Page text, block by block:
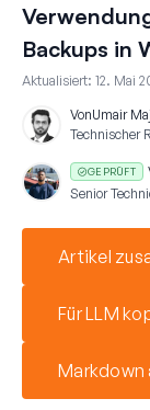
Backups in
Aktualisiert: 12. Mai
VonUmair
Technischer
GEPRÜFT
Senior
Artikel
Für LLM
Markdown